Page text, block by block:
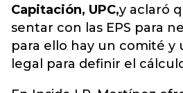
Capitación, UPC,y aclaró
sentar con las EPS para
para ello hay un comité
legal para definir el